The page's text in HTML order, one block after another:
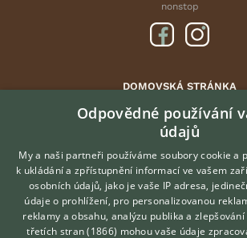
nonstop
DOMOVSKÁ STRÁNKA
INZERCE
DISKUSE
ČLÁNKY
ATLAS
O nás
KontaktHledáte
Odpovědné používání
údajů
My a naši partneři používáme soubory cookie a
k ukládání a zpřístupnění informací ve vašem
osobních údajů, jako je vaše IP adresa,
údaje o prohlížení, pro personalizovanou
reklamy a obsahu, analýzu publika a zlepšování
třetích stran (1866) mohou vaše údaje